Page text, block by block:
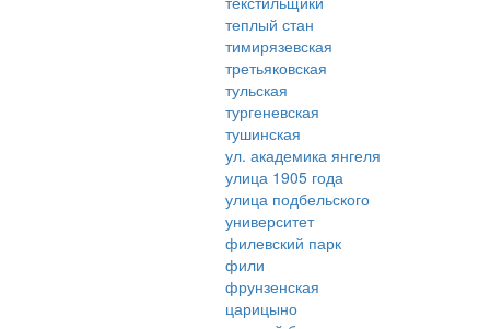
теплый стан
тимирязевская
третьяковская
тульская
тургеневская
тушинская
ул. академика янгеля
улица 1905 года
улица подбельского
университет
филевский парк
фили
фрунзенская
царицыно